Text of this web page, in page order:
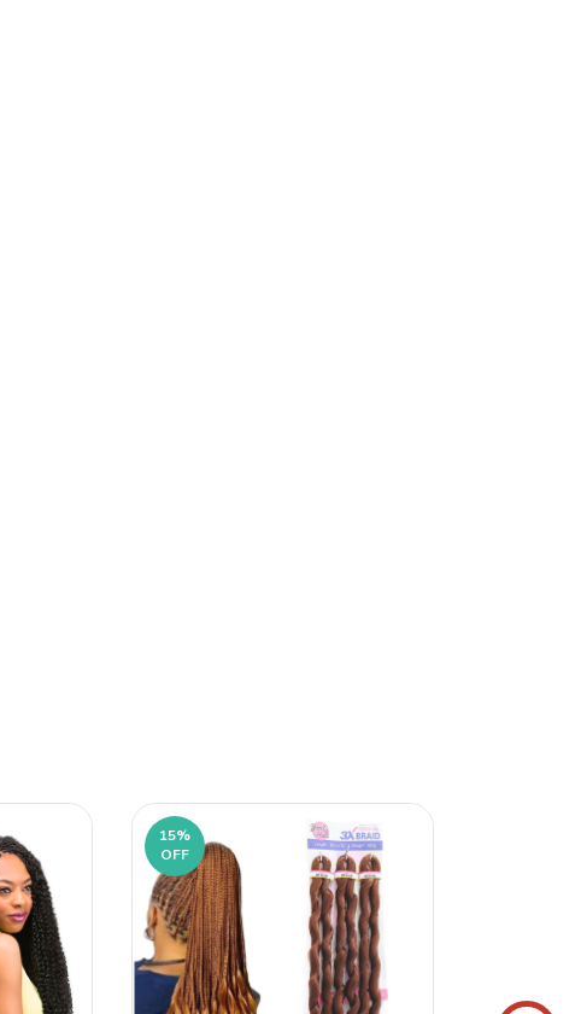
15%
OFF